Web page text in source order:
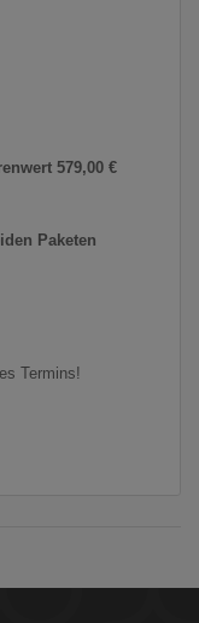
579,00 €
Paketen
Termins!